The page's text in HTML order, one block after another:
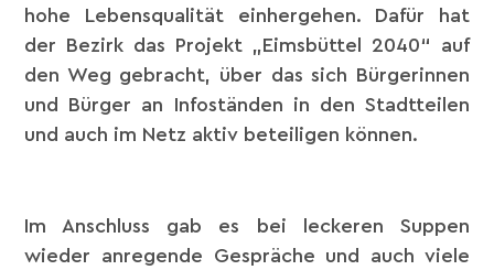
hohe Lebensqualität einhergehen. Dafür hat
der Bezirk das Projekt „Eimsbüttel 2040“ auf
den Weg gebracht, über das sich Bürgerinnen
und Bürger an Infoständen in den Stadtteilen
und auch im Netz aktiv beteiligen können.
Im Anschluss gab es bei leckeren Suppen
wieder anregende Gespräche und auch viele